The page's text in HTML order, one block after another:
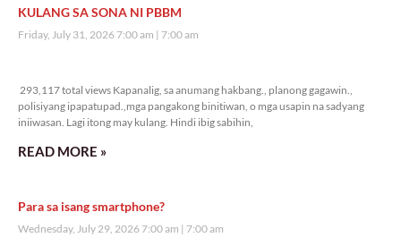
KULANG SA SONA NI PBBM
Friday, July 31, 2026 7:00 am 7:00 am
293,117 total views Kapanalig, sa anumang hakbang., planong gagawin.,
polisiyang ipapatupad.,mga pangakong binitiwan, o mga usapin na sadyang
iniiwasan. Lagi itong may kulang. Hindi ibig sabihin,
READ MORE »
Para sa isang smartphone?
Wednesday, July 29, 2026 7:00 am 7:00 am